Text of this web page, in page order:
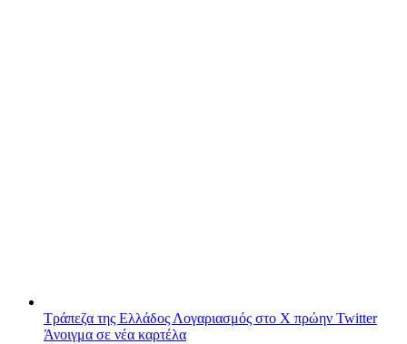
Τράπεζα της Ελλάδος Λογαριασμός στο X πρώην Twitter
Άνοιγμα σε νέα καρτέλα